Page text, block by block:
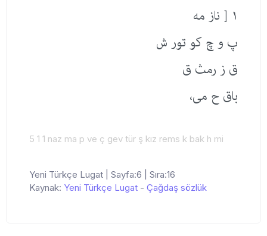
١ [ ناز مه
پ و چ كو تور ش
ق ز رمث ق
باق ح می،
5 1 1 naz ma p ve ç gev tür ş kız rems k bak h mi
Yeni Türkçe Lugat | Sayfa:6 | Sıra:16
Kaynak: Yeni Türkçe Lugat - Çağdaş sözlük